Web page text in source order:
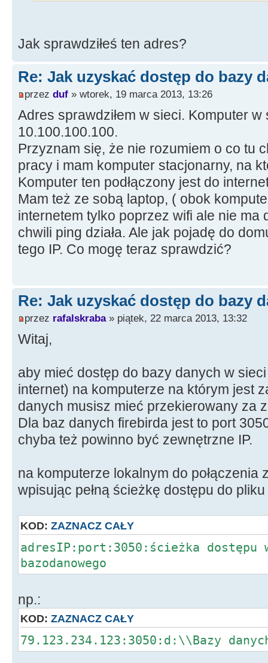
Jak sprawdziłeś ten adres?
Re: Jak uzyskać dostęp do bazy
przez duf » wtorek, 19 marca 2013, 13:26
Adres sprawdziłem w sieci. Komputer
10.100.100.100.
Przyznam się, że nie rozumiem o co tu
pracy i mam komputer stacjonarny, na
Komputer ten podłączony jest do
Mam też ze sobą laptop, ( obok
internetem tylko poprzez wifi ale nie ma
chwili ping działa. Ale jak pojadę do
tego IP. Co mogę teraz sprawdzić?
Re: Jak uzyskać dostęp do bazy
przez rafalskraba» piątek, 22 marca 2013, 13:32
Witaj,
aby mieć dostęp do bazy danych w
internet) na komputerze na którym jest
danych musisz mieć przekierowany za
Dla baz danych firebirda jest to port
chyba też powinno być zewnętrzne IP.
na komputerze lokalnym do połączenia
wpisując pełną ścieżkę dostępu do
KOD: ZAZNACZ CAŁY
adresIP:port:3050:ścieżka dostępu
bazodanowego
np.:
KOD: ZAZNACZ CAŁY
79.123.234.123:3050:d:\\Bazy